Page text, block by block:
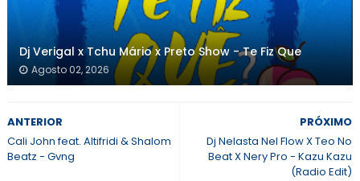
Dj Verigal x Tchu Mário x Preto Show - Te Fiz Que
Agosto 02, 2026
PRÓXIMO
Dj Nelasta Nel Flow X Teo No
Beat X Nery Pro - Kazu Kazu
(Radio Edit)
ANTERIOR
Cali John feat. Altifridi & Shalom
Beatz - Gvng